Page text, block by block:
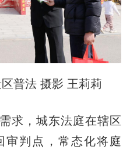
普法 摄影 王莉莉
，城东法庭在辖区
审判点，常态化将庭